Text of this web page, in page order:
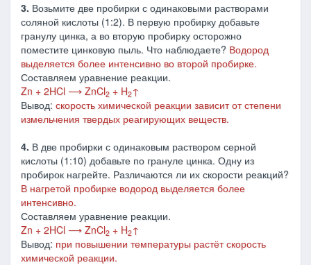
3. Возьмите две пробирки с одинаковыми растворами
соляной кислоты (1:2). В первую пробирку добавьте
гранулу цинка, а во вторую пробирку осторожно
поместите цинковую пыль. Что наблюдаете? Водород
выделяется более интенсивно во второй пробирке.
Составляем уравнение реакции.
Zn + 2HCl ⟶ ZnCl2 + H2↑
Вывод: скорость химической реакции зависит от степени
измельчения твердых реагирующих веществ.
4. В две пробирки с одинаковым раствором серной
кислоты (1:10) добавьте по грануле цинка. Одну из
пробирок нагрейте. Различаются ли их скорости реакций?
В нагретой пробирке водород выделяется более
интенсивно.
Составляем уравнение реакции.
Zn + 2HCl ⟶ ZnCl2 + H2↑
Вывод: при повышении температуры растёт скорость
химической реакции.